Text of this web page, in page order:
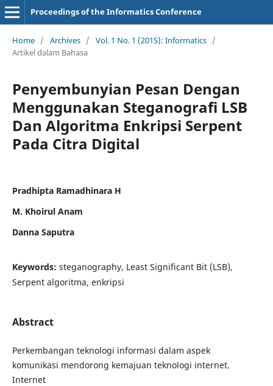
Proceedings of the Informatics Conference
Home / Archives / Vol. 1 No. 1 (2015): Informatics /
Artikel dalam Bahasa
Penyembunyian Pesan Dengan
Menggunakan Steganografi LSB
Dan Algoritma Enkripsi Serpent
Pada Citra Digital
Pradhipta Ramadhinara H
M. Khoirul Anam
Danna Saputra
Keywords: steganography, Least Significant Bit (LSB),
Serpent algoritma, enkripsi
Abstract
Perkembangan teknologi informasi dalam aspek
komunikasi mendorong kemajuan teknologi internet.
Internet